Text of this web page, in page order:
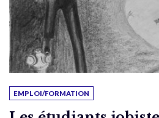
EMPLOI/FORMATION